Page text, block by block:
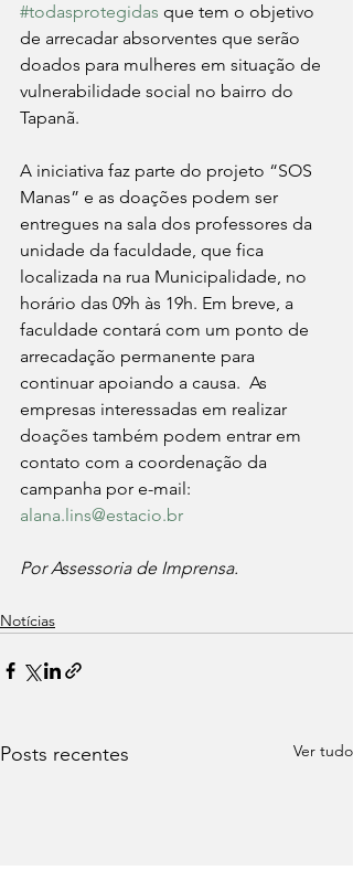
#todasprotegidas que tem o objetivo
de arrecadar absorventes que serão
doados para mulheres em situação de
vulnerabilidade social no bairro do
Tapanã.
A iniciativa faz parte do projeto “SOS
Manas” e as doações podem ser
entregues na sala dos professores da
unidade da faculdade, que fica
localizada na rua Municipalidade, no
horário das 09h às 19h. Em breve, a
faculdade contará com um ponto de
arrecadação permanente para
continuar apoiando a causa.  As
empresas interessadas em realizar
doações também podem entrar em
contato com a coordenação da
campanha por e-mail:
alana.lins@estacio.br
Por Assessoria de Imprensa.
Notícias
Posts recentes Ver tudo